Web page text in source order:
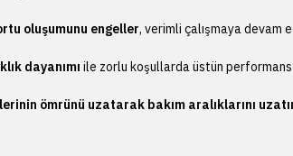
oluşumunu engeller, verimli çalışmaya devam
dayanımı ile zorlu koşullarda üstün performans
ömrünü uzatarak bakım aralıklarını